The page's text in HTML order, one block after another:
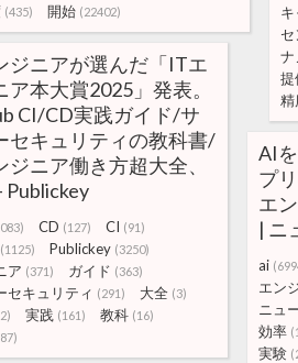
(435) 開始 (22402) キ
ナ
提
精
ジニアが選んだ「ITエ
ア本大賞2025」発表。
CI/CD実践ガイド/サ
セキュリティの教科書/
ジニア働き方超大全、
Publickey
CD (127) CI (91)
(1125) Publickey (3250)
ア (371) ガイド (363)
セキュリティ (291) 大全 (3)
実践 (161) 教科 (16)
AI
プ
エ
| ニ
ai
エン
ニュ
効率
実験